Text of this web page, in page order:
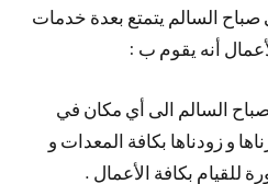
السالم يتمتع بعدة خدمات
أنه يقوم ب :
السالم الى أي مكان في
و زودناها بكافة المعدات و
للقيام بكافة الأعمال .